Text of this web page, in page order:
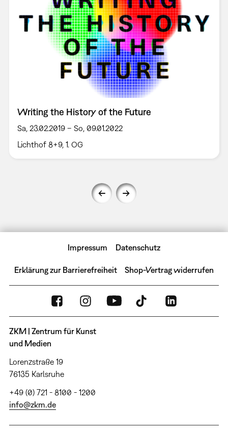
Writing the History of the Future
Sa, 23.02.2019 – So, 09.01.2022
Lichthof 8+9, 1. OG
Impressum Datenschutz
Erklärung zur Barrierefreiheit Shop-Vertrag widerrufen
ZKM | Zentrum für Kunst
und Medien
Lorenzstraße 19
76135 Karlsruhe
+49 (0) 721 - 8100 - 1200
info@zkm.de